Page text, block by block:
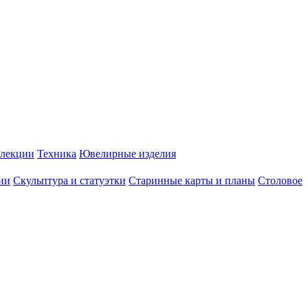
Техника Ювелирные изделия
Скульптура и статуэтки Старинные карты и планы Столовое